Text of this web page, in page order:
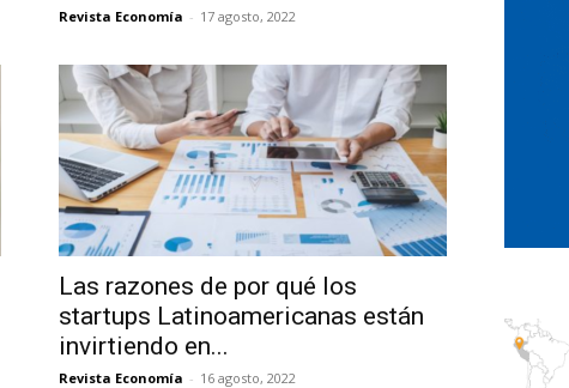
Revista Economía - 17 agosto, 2022
Las razones de por qué los
startups Latinoamericanas están
invirtiendo en...
Revista Economía - 16 agosto, 2022